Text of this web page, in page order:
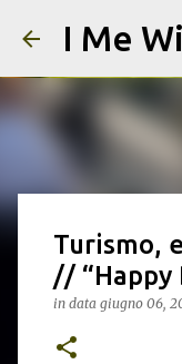
I Me
Turismo,
// “Happy
in data giugno 06,